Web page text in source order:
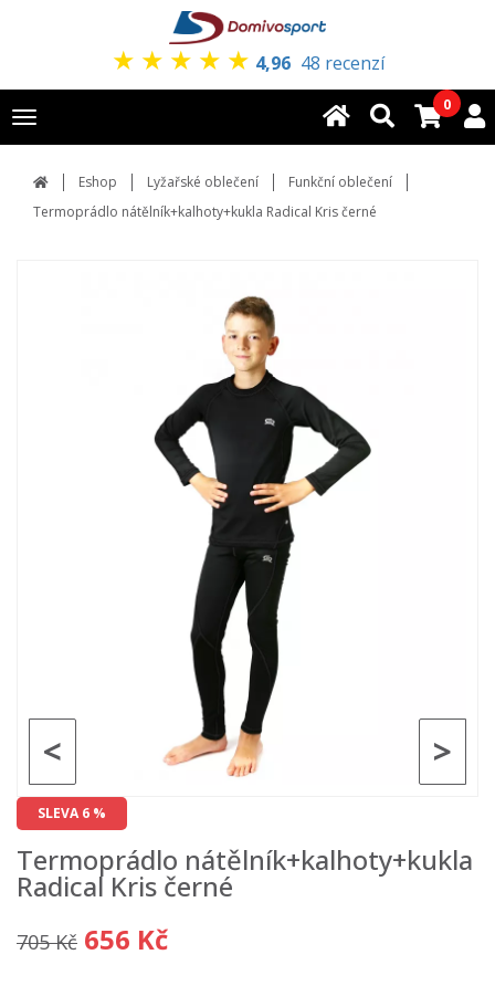
★ ★ ★ ★ ★ 4,96 48 recenzí
Toggle
navigation
0
Eshop Lyžařské oblečení
Funkční oblečení
Termoprádlo nátělník+kalhoty+kukla Radical Kris černé
>
<
SLEVA 6 %
Termoprádlo nátělník+kalhoty+kukla
Radical Kris černé
705 Kč 656 Kč